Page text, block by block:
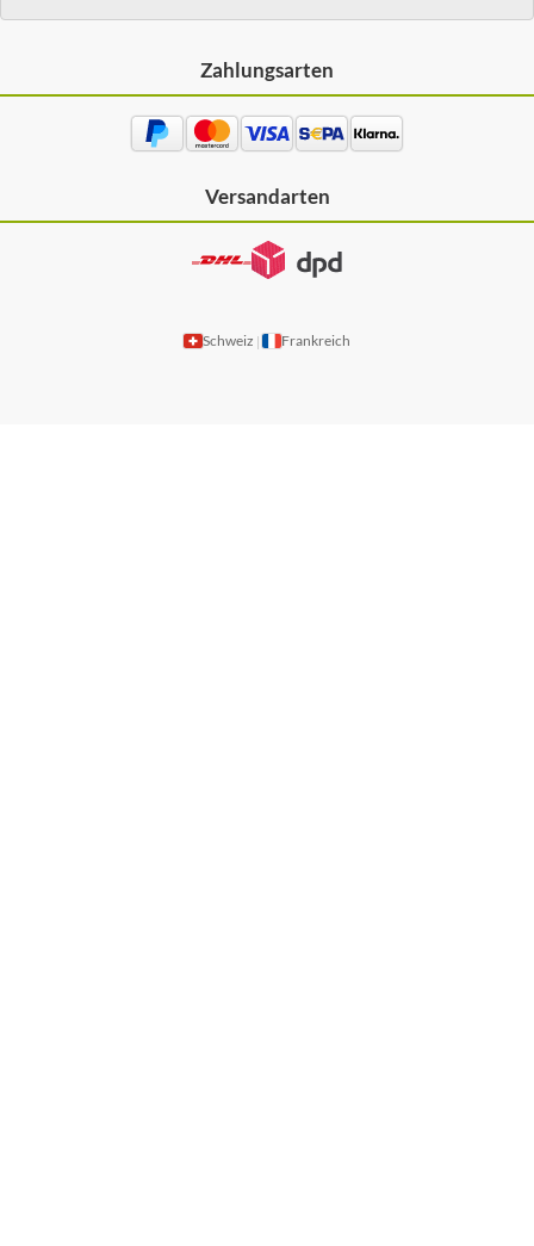
Zahlungsarten
Versandarten
Schweiz | Frankreich